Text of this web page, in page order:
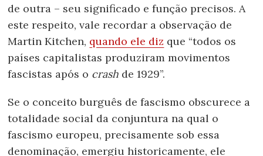
de outra – seu significado e função precisos. A
este respeito, vale recordar a observação de
Martin Kitchen, quando ele diz que “todos os
países capitalistas produziram movimentos
fascistas após o crash de 1929”.
Se o conceito burguês de fascismo obscurece a
totalidade social da conjuntura na qual o
fascismo europeu, precisamente sob essa
denominação, emergiu historicamente, ele